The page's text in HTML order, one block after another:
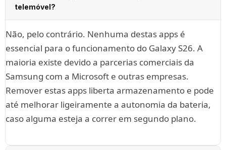
telemóvel?
Não, pelo contrário. Nenhuma destas apps é
essencial para o funcionamento do Galaxy S26. A
maioria existe devido a parcerias comerciais da
Samsung com a Microsoft e outras empresas.
Remover estas apps liberta armazenamento e pode
até melhorar ligeiramente a autonomia da bateria,
caso alguma esteja a correr em segundo plano.